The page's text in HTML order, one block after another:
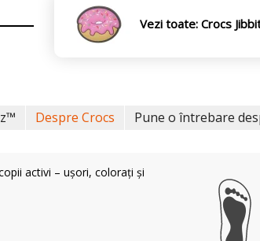
Vezi toate: Crocs
Despre Crocs Pune o întrebare
activi – ușori, colorați și